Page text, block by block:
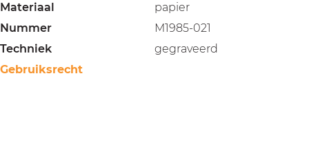
Materiaal
papier
Nummer
M1985-021
Techniek
gegraveerd
Gebruiksrecht